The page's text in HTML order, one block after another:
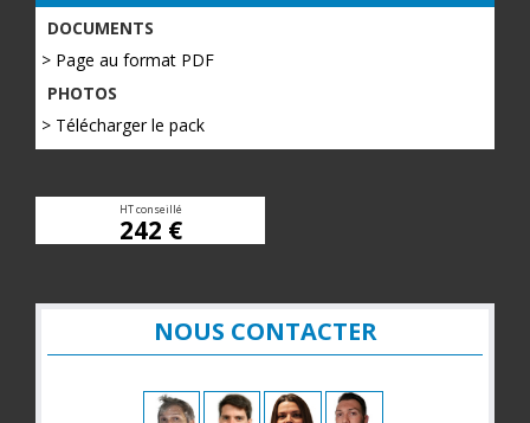
DOCUMENTS
> Page au format PDF
PHOTOS
> Télécharger le pack
HT conseillé
242 €
NOUS CONTACTER